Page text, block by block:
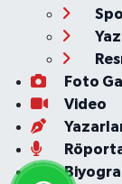
Foto
Video